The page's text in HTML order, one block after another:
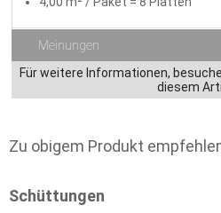
Meinungen
Für weitere Informationen,
diesem
Zu obigem Produkt
Schüttungen